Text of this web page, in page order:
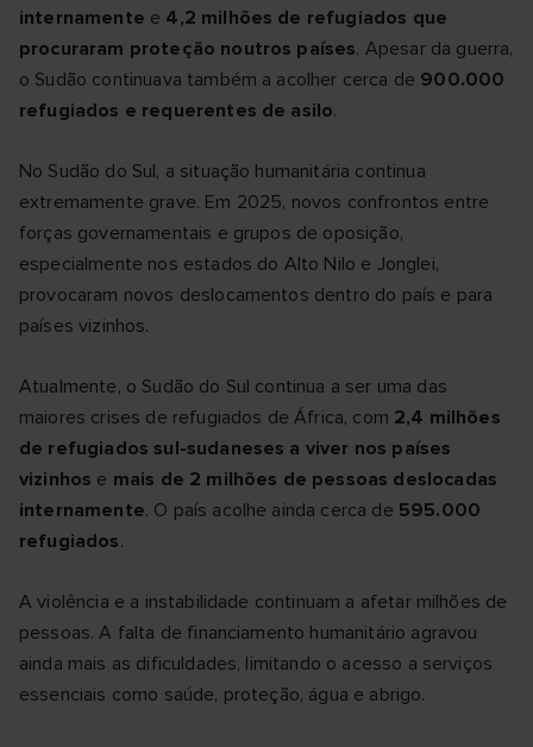
internamente e 4,2 milhões de refugiados que
procuraram proteção noutros países. Apesar da guerra,
o Sudão continuava também a acolher cerca de 900.000
refugiados e requerentes de asilo.
No Sudão do Sul, a situação humanitária continua
extremamente grave. Em 2025, novos confrontos entre
forças governamentais e grupos de oposição,
especialmente nos estados do Alto Nilo e Jonglei,
provocaram novos deslocamentos dentro do país e para
países vizinhos.
Atualmente, o Sudão do Sul continua a ser uma das
maiores crises de refugiados de África, com 2,4 milhões
de refugiados sul-sudaneses a viver nos países
vizinhos e mais de 2 milhões de pessoas deslocadas
internamente. O país acolhe ainda cerca de 595.000
refugiados.
A violência e a instabilidade continuam a afetar milhões de
pessoas. A falta de financiamento humanitário agravou
ainda mais as dificuldades, limitando o acesso a serviços
essenciais como saúde, proteção, água e abrigo.